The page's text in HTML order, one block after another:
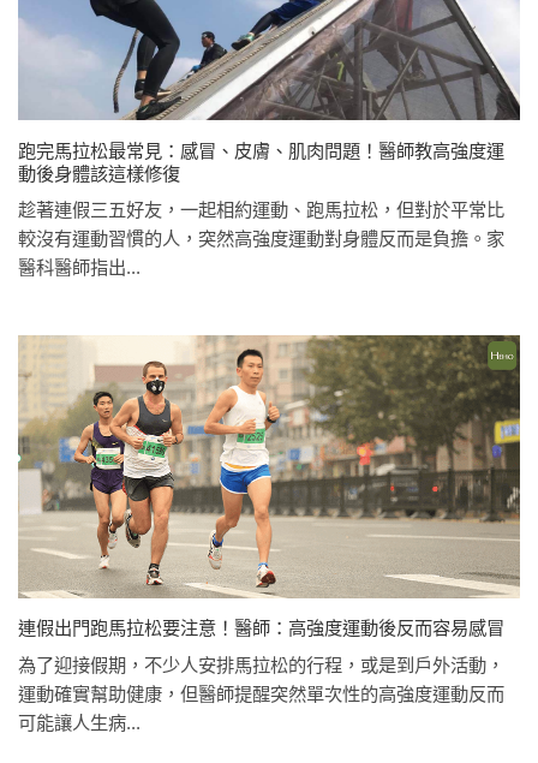
跑完馬拉松最常見：感冒、皮膚、肌肉問題！醫師教高強度運
動後身體該這樣修復
趁著連假三五好友，一起相約運動、跑馬拉松，但對於平常比
較沒有運動習慣的人，突然高強度運動對身體反而是負擔。家
醫科醫師指出...
連假出門跑馬拉松要注意！醫師：高強度運動後反而容易感冒
為了迎接假期，不少人安排馬拉松的行程，或是到戶外活動，
運動確實幫助健康，但醫師提醒突然單次性的高強度運動反而
可能讓人生病...